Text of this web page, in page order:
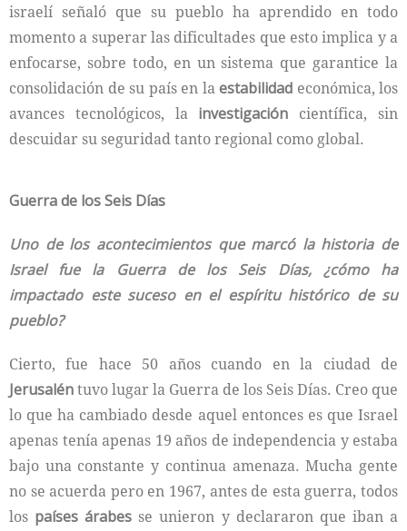
israelí señaló que su pueblo ha aprendido en todo
momento a superar las dificultades que esto implica y a
enfocarse, sobre todo, en un sistema que garantice la
consolidación de su país en laestabilidad económica, los
avances tecnológicos, la investigación científica, sin
descuidar su seguridad tanto regional como global.
Guerra de los Seis Días
Uno de los acontecimientos que marcó la historia de
Israel fue la Guerra de los Seis Días, ¿cómo ha
impactado este suceso en el espíritu histórico de su
pueblo?
Cierto, fue hace 50 años cuando en la ciudad de
Jerusaléntuvo lugar la Guerra de los Seis Días. Creo que
lo que ha cambiado desde aquel entonces es que Israel
apenas tenía apenas 19 años de independencia y estaba
bajo una constante y continua amenaza. Mucha gente
no se acuerda pero en 1967, antes de esta guerra, todos
los países árabes se unieron y declararon que iban a